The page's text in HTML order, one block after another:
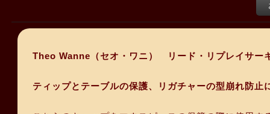
Theo Wanne（セオ・ワニ） リード・リプレイサー
ティップとテーブルの保護、リガチャーの型崩れ防止